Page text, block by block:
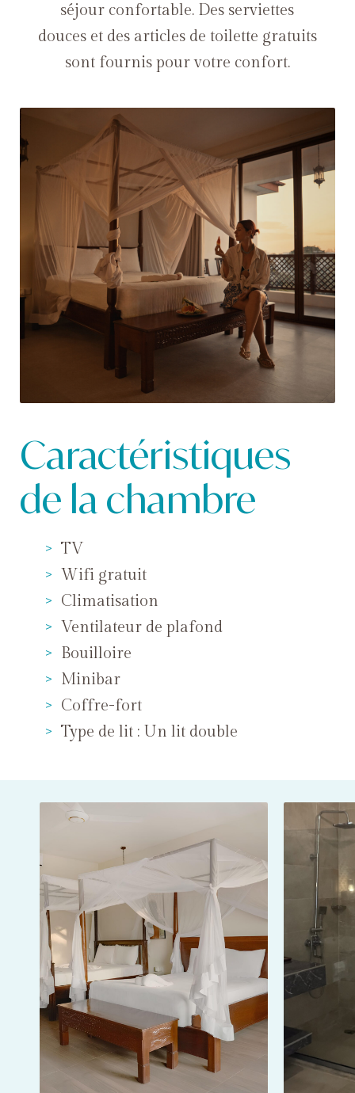
séjour confortable. Des serviettes
douces et des articles de toilette gratuits
sont fournis pour votre confort.
Caractéristiques
de la chambre
TV
Wifi gratuit
Climatisation
Ventilateur de plafond
Bouilloire
Minibar
Coffre-fort
Type de lit : Un lit double